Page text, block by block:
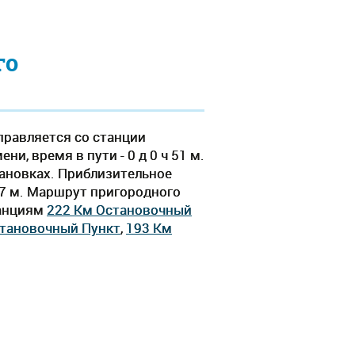
со станции
время в пути - 0 д 0 ч 51 м.
Приблизительное
м. Маршрут пригородного
222 Км Остановочный
Пункт, 193 Км